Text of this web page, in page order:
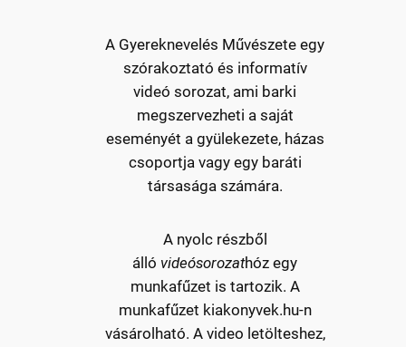
A Gyereknevelés Művészete egy
szórakoztató és informatív
videó sorozat, ami barki
megszervezheti a saját
eseményét a gyülekezete, házas
csoportja vagy egy baráti
társasága számára.
A nyolc részből
álló videósorozathóz egy
munkafűzet is tartozik. A
munkafűzet kiakonyvek.hu-n
vásárolható. A video letölteshez,